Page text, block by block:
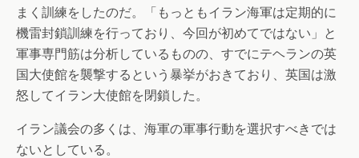
まく訓練をしたのだ。「もっともイラン海軍は定期的に
機雷封鎖訓練を行っており、今回が初めてではない」と
軍事専門筋は分析しているものの、すでにテヘランの英
国大使館を襲撃するという暴挙がおきており、英国は激
怒してイラン大使館を閉鎖した。
イラン議会の多くは、海軍の軍事行動を選択すべきでは
ないとしている。